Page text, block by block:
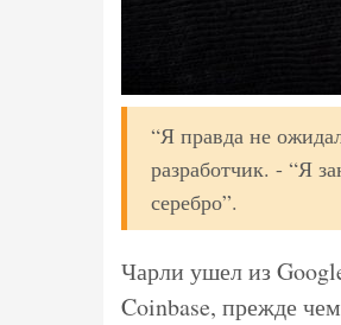
“Я правда не
разработчик. - “Я
серебро”.
Чарли ушел из
Coinbase, прежде